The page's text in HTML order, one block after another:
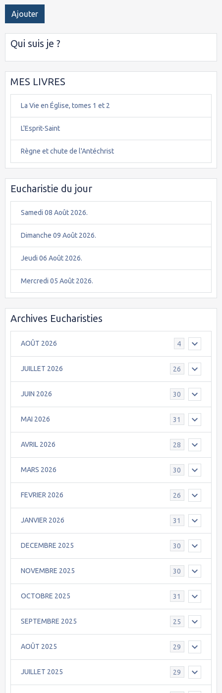
Ajouter
Qui suis je ?
MES LIVRES
La Vie en Église, tomes 1 et 2
L'Esprit-Saint
Règne et chute de l'Antéchrist
Eucharistie du jour
Samedi 08 Août 2026.
Dimanche 09 Août 2026.
Jeudi 06 Août 2026.
Mercredi 05 Août 2026.
Archives Eucharisties
AOÛT 2026 4
JUILLET 2026 26
JUIN 2026 30
MAI 2026 31
AVRIL 2026 28
MARS 2026 30
FEVRIER 2026 26
JANVIER 2026 31
DECEMBRE 2025 30
NOVEMBRE 2025 30
OCTOBRE 2025 31
SEPTEMBRE 2025 25
AOÛT 2025 29
JUILLET 2025 29